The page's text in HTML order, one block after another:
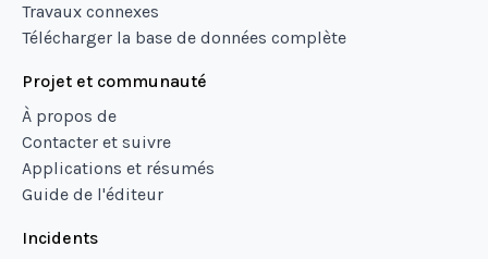
Travaux connexes
Télécharger la base de données complète
Projet et communauté
À propos de
Contacter et suivre
Applications et résumés
Guide de l'éditeur
Incidents